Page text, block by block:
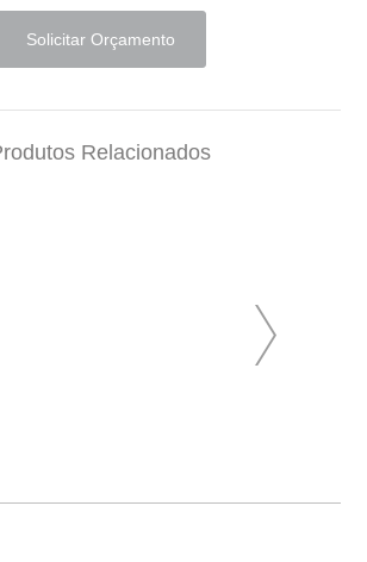
Solicitar Orçamento
Relacionados